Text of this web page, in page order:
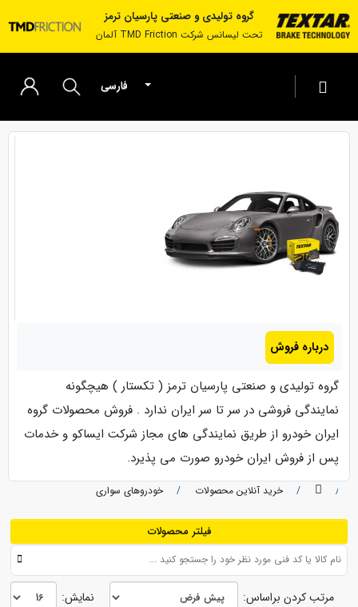
گروه تولیدی و صنعتی پارسیان ترمز
تحت لیسانس شرکت TMD Friction آلمان
فارسی
به پارسیان ترمز خوش آمدید
خروج
درباره فروش
گروه تولیدی و صنعتی پارسیان ترمز ( تکستار ) هیچگونه
نمایندگی فروشی در سر تا سر ایران ندارد . فروش محصولات گروه
ایران خودرو از طریق نمایندگی های مجاز شرکت ایساکو و خدمات
پس از فروش ایران خودرو صورت می پذیرد.
خرید آنلاین محصولات خودروهای سواری
فیلتر محصولات
مرتب کردن براساس: نمایش: